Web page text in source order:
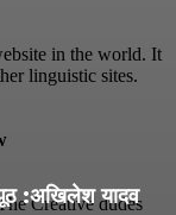
:अखिलेश यादव
in the world. It
linguistic sites.
Creative dudes